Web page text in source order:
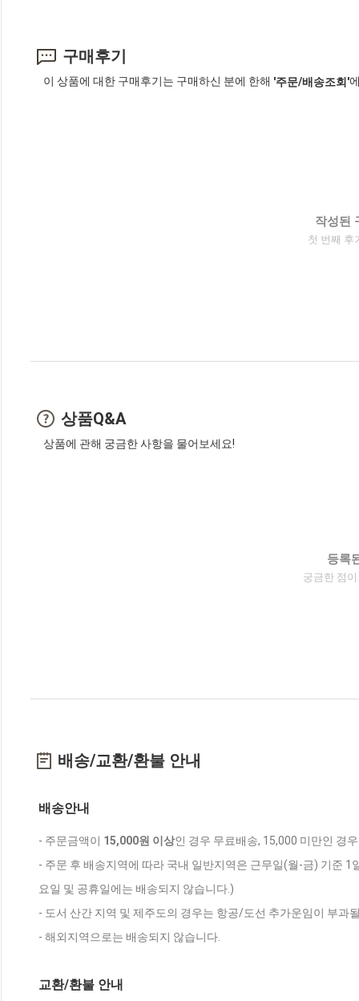
구매후기
이 상품에 대한 구매후기는 구매하신 분에 한해 '주문/배송조회'
작성된
첫 번째 후
상품Q&A
상품에 관해 궁금한 사항을 물어보세요!
등록
궁금한 점
배송/교환/환불 안내
배송안내
- 주문금액이 15,000원 이상인 경우 무료배송, 15,000 미만인 경
- 주문 후 배송지역에 따라 국내 일반지역은 근무일(월-금) 기준
요일 및 공휴일에는 배송되지 않습니다.)
- 도서 산간 지역 및 제주도의 경우는 항공/도선 추가운임이 부과
- 해외지역으로는 배송되지 않습니다.
교환/환불 안내